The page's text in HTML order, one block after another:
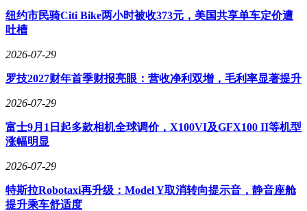
达8-12周，且样品申请周期2-4周，主要服务于思科、Juniper等
对相位噪声有极致要求的顶尖通信企业及NASA相关项目。
动方面，25Gbps以上链路建议选择≤0.5ps型号，晶科鑫
SJK9121与Pletronics高端系列均可满足；输出类型需匹配应用
HCSL则专为Intel/AMD平台设计。封装尺寸选择需平衡PCB空
间与工艺难度，当前2520、2016为高速设计主流，1612封装对
焊接精度要求较高。
（CPK≥1.33）、相位噪声曲线图及温循、振动、高温老化等
可靠性测试报告。晶科鑫为每个项目配备15年经验FAE，承诺
48小时内闭环客诉；杭晶电子技术团队提供基础选型建议；
纽约市民骑Citi Bike两小时被收373元，美国共享单车定价遭
吐槽
2026-07-29
罗技2027财年首季财报亮眼：营收净利双增，毛利率显著提升
2026-07-29
富士9月1日起多款相机全球调价，X100VI及GFX100 II等机型
涨幅明显
2026-07-29
特斯拉Robotaxi再升级：Model Y取消转向提示音，静音座舱
提升乘车舒适度